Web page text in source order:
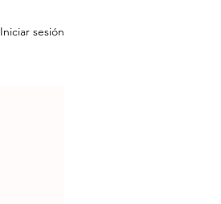
Iniciar sesión